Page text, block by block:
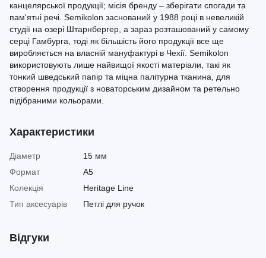
канцелярської продукції; місія бренду – зберігати спогади та
пам'ятні речі. Semikolon заснований у 1988 році в невеликій
студії на озері Штарнбергер, а зараз розташований у самому
серці Гамбурга, тоді як більшість його продукції все ще
виробляється на власній мануфактурі в Чехії. Semikolon
використовують лише найвищої якості матеріали, такі як
тонкий шведський папір та міцна палітурна тканина, для
створення продукції з новаторським дизайном та ретельно
підібраними кольорами.
Характеристики
Діаметр
15 мм
Формат
A5
Колекція
Heritage Line
Тип аксесуарів
Петлі для ручок
Відгуки